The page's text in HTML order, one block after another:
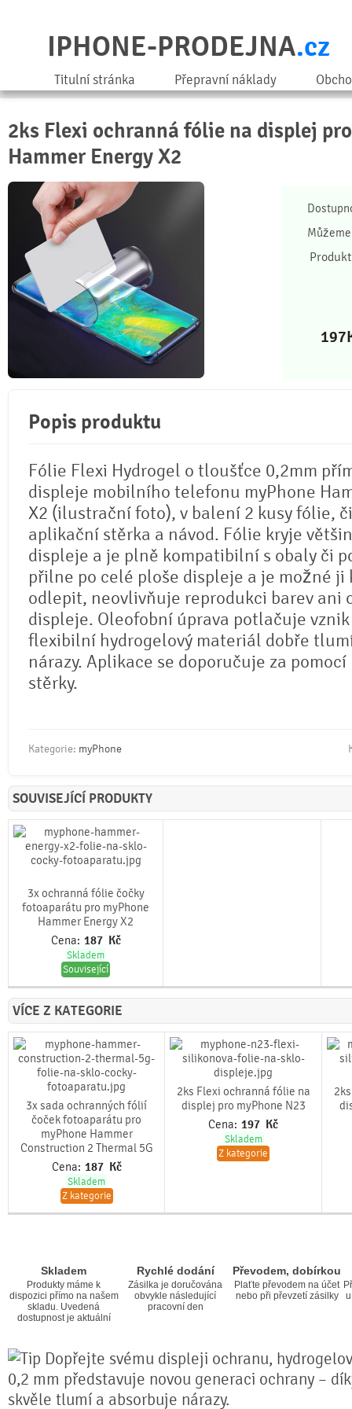
IPHONE-PRODEJNA.cz
Titulní stránka Přepravní náklady
2ks Flexi ochranná fólie na displej
Hammer Energy X2
197
Popis produktu
Fólie Flexi Hydrogel o tloušťce 0,2mm
displeje mobilního telefonu myPhone
X2 (ilustrační foto), v balení 2 kusy fólie,
aplikační stěrka a návod. Fólie kryje
displeje a je plně kompatibilní s obaly či
přilne po celé ploše displeje a je možné ji
odlepit, neovlivňuje reprodukci barev ani
displeje. Oleofobní úprava potlačuje
flexibilní hydrogelový materiál dobře
nárazy. Aplikace se doporučuje za
stěrky.
Kategorie: myPhone
SOUVISEJÍCÍ PRODUKTY
3x ochranná fólie čočky
fotoaparátu pro myPhone
Hammer Energy X2
Cena: 187 Kč
Skladem
Související
VÍCE Z KATEGORIE
3x sada ochranných fólií
čoček fotoaparátu pro
myPhone Hammer
Construction 2 Thermal 5G
Cena: 187 Kč
Skladem
Z kategorie
2ks Flexi ochranná fólie na
displej pro myPhone N23
Cena: 197 Kč
Skladem
Z kategorie
Skladem
Produkty máme k
dispozici přímo na našem
skladu. Uvedená
dostupnost je aktuální
Rychlé dodání
Zásilka je doručována
obvykle následující
pracovní den
Převodem, dobírkou
Plaťte převodem na účet
nebo při převzetí zásilky
Dopřejte svému displeji ochranu,
0,2 mm představuje novou generaci ochrany –
skvěle tlumí a absorbuje nárazy.